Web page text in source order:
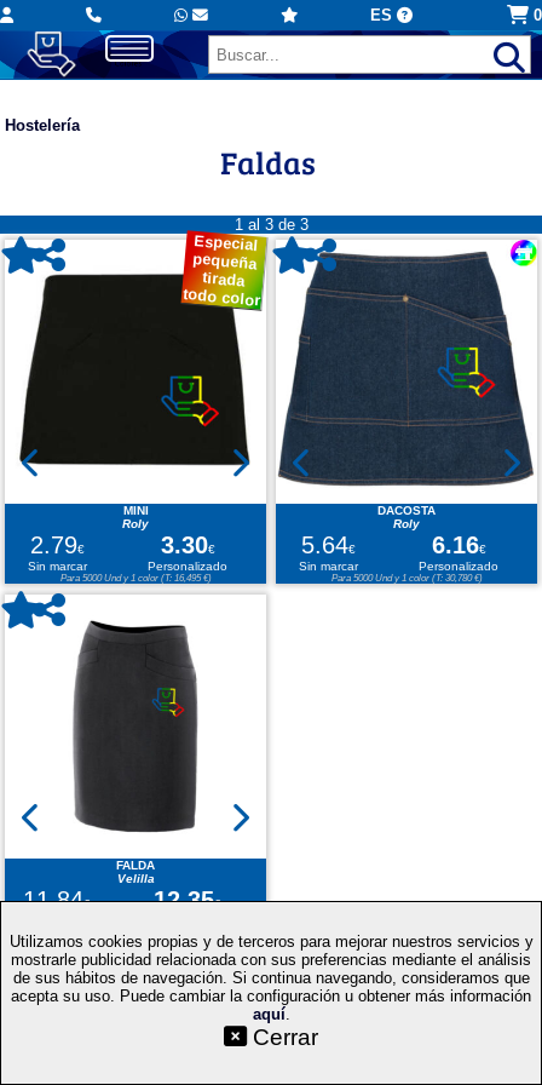
ES 0
Hostelería
Faldas
1 al 3 de 3
Especial
pequeña
tirada
todo color
MINI
Roly
2.79€ 3.30€
Sin marcar
Personalizado
Para 5000 Und y 1 color (T: 16,495 €)
DACOSTA
Roly
5.64€ 6.16€
Sin marcar
Personalizado
Para 5000 Und y 1 color (T: 30,780 €)
FALDA
Velilla
11.84€ 12.35€
Utilizamos cookies propias y de terceros para mejorar nuestros servicios y
mostrarle publicidad relacionada con sus preferencias mediante el análisis
de sus hábitos de navegación. Si continua navegando, consideramos que
acepta su uso. Puede cambiar la configuración u obtener más información
aquí.
Cerrar
| Condiciones generales
de compra|Mapa web